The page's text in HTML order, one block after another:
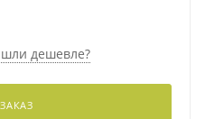
дешевле?